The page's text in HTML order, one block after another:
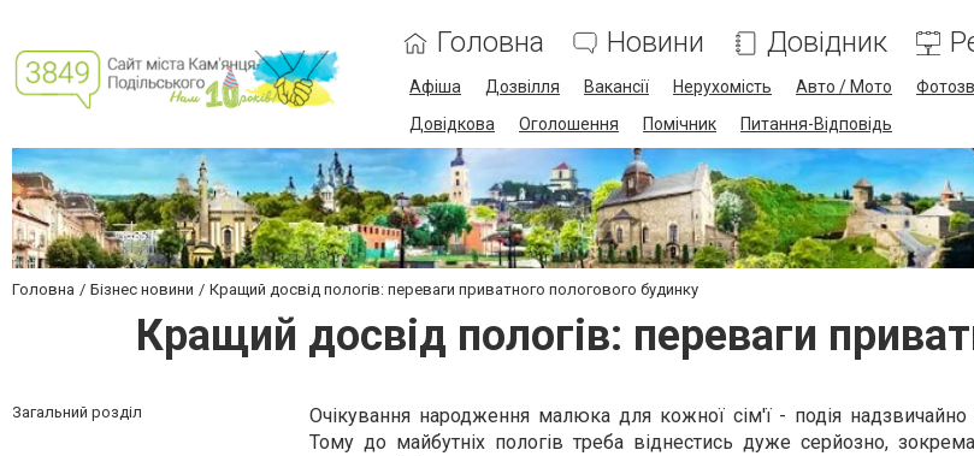
Головна Новини Довідник
Афіша Дозвілля Вакансії Нерухомість Авто / Мото
Довідкова
Оголошення Помічник Питання-Відповідь
Головна Бізнес новини Кращий досвід пологів: переваги приватного пологового будинку
Кращий досвід пологів: переваги
Загальний розділ
Очікування народження малюка для кожної сім'ї - подія
Тому до майбутніх пологів треба віднестись дуже серйозно, зокрема